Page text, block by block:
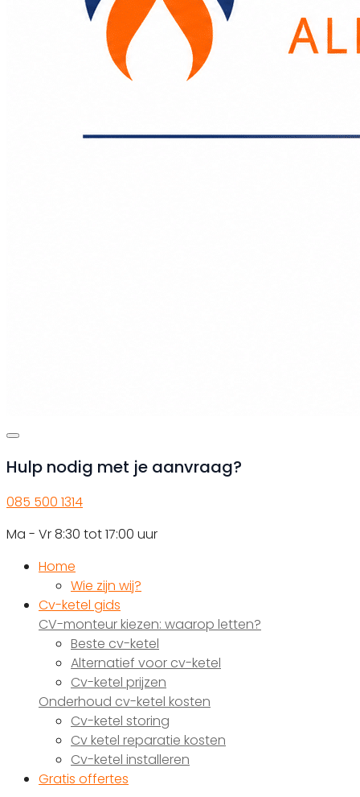
Hulp nodig met je aanvraag?
085 500 1314
Ma - Vr 8:30 tot 17:00 uur
Home
Wie zijn wij?
Cv-ketel gids
CV-monteur kiezen: waarop letten?
Beste cv-ketel
Alternatief voor cv-ketel
Cv-ketel prijzen
Onderhoud cv-ketel kosten
Cv-ketel storing
Cv ketel reparatie kosten
Cv-ketel installeren
Gratis offertes